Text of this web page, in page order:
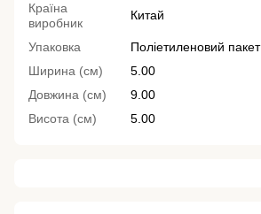
Країна
виробник
Китай
Упаковка
Поліетиленовий пакет
Ширина (см)
5.00
Довжина (см)
9.00
Висота (см)
5.00